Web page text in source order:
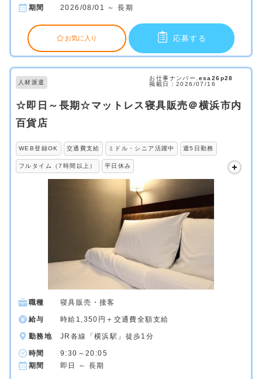
期間
2026/08/01 ～ 長期
お気に入り 応募する
人材派遣
お仕事ナンバー. esa26p28
掲載日：2026/07/16
☆即日～長期☆マットレス寝具販売＠横浜市内
百貨店
WEB登録OK 交通費支給 ミドル・シニア活躍中 週5日勤務
フルタイム（7時間以上） 平日休み
職種 寝具販売・接客
給与 時給1,350円＋交通費全額支給
勤務地 JR各線「横浜駅」徒歩1分
時間
9:30～20:05
期間
即日 ～ 長期